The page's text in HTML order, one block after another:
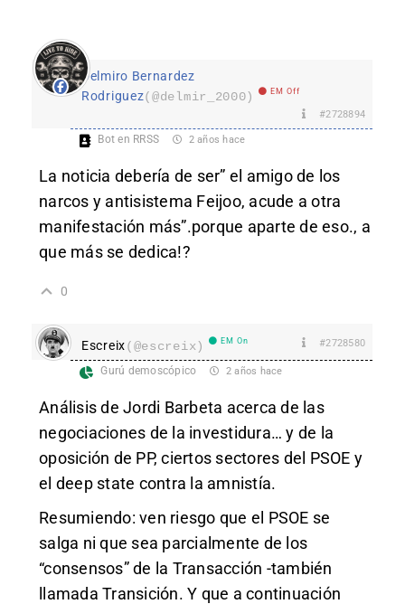
Delmiro Bernardez
Rodriguez(@delmir_2000) EM Off
#2728894
Bot en RRSS 2 años hace
La noticia debería de ser” el amigo de los
narcos y antisistema Feijoo, acude a otra
manifestación más”.porque aparte de eso., a
que más se dedica!?
0
Escreix(@escreix) EM On #2728580
Gurú demoscópico 2 años hace
Análisis de Jordi Barbeta acerca de las
negociaciones de la investidura… y de la
oposición de PP, ciertos sectores del PSOE y
el deep state contra la amnistía.
Resumiendo: ven riesgo que el PSOE se
salga ni que sea parcialmente de los
“consensos” de la Transacción -también
llamada Transición. Y que a continuación